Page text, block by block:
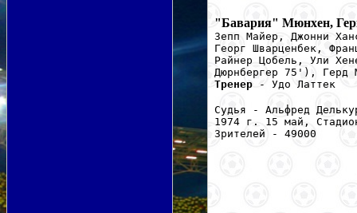
"Бавария" Мюнхен,
Зепп Майер, Джонни
Георг Шварценбек,
Райнер Цобель, Ули
Дюрнбергер 75'), Герд
Тренер - Удо Латтек
Судья - Альфред
1974 г. 15 май,
Зрителей - 49000